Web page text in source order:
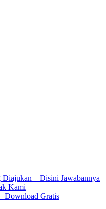
Diajukan – Disini Jawabannya
Kami
Download Gratis